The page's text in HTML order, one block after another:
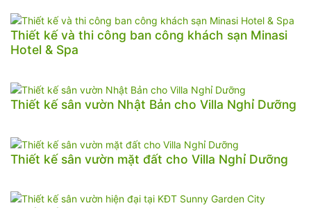
Thiết kế và thi công ban công khách sạn Minasi
Hotel & Spa
Thiết kế sân vườn Nhật Bản cho Villa Nghỉ Dưỡng
Thiết kế sân vườn mặt đất cho Villa Nghỉ Dưỡng